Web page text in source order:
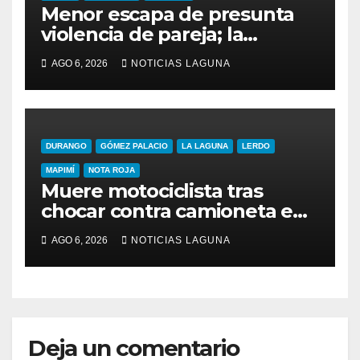
Menor escapa de presunta
violencia de pareja; la
resguardan en Torreón
AGO 6, 2026 NOTICIAS LAGUNA
DURANGO GÓMEZ PALACIO LA LAGUNA LERDO
MAPIMÍ NOTA ROJA
Muere motociclista tras
chocar contra camioneta en
reversa en Bermejillo
AGO 6, 2026 NOTICIAS LAGUNA
Deja un comentario